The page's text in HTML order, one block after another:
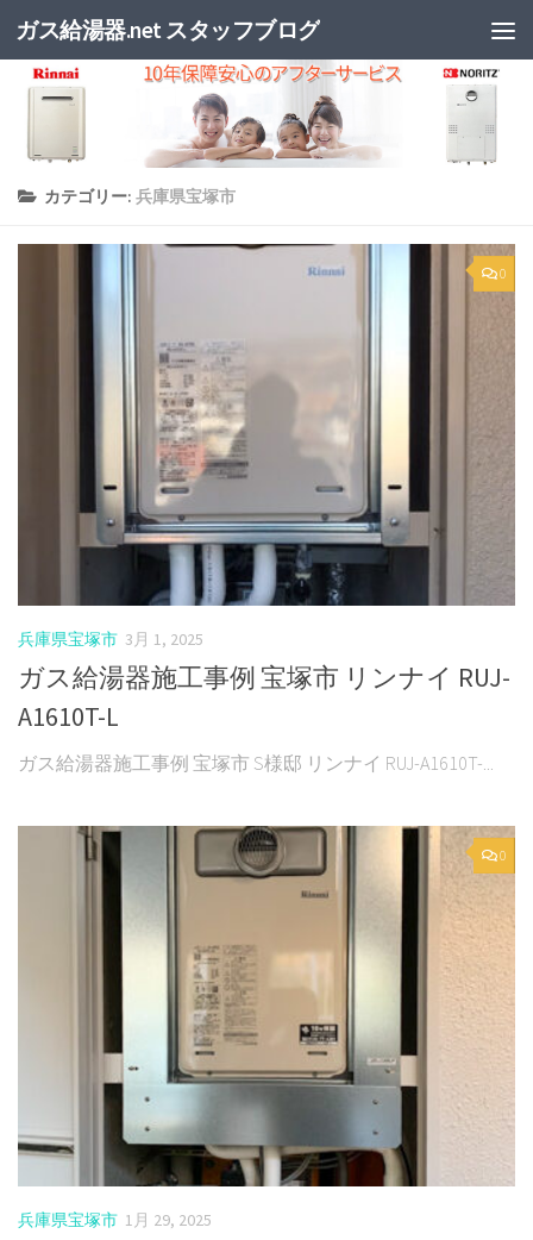
ガス給湯器.net スタッフブログ
カテゴリー: 兵庫県宝塚市
0
兵庫県宝塚市 3月 1, 2025
ガス給湯器施工事例 宝塚市 リンナイ RUJ-
A1610T-L
ガス給湯器施工事例 宝塚市 S様邸 リンナイ RUJ-A1610T-...
0
兵庫県宝塚市 1月 29, 2025